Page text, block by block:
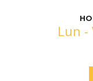
Lun -